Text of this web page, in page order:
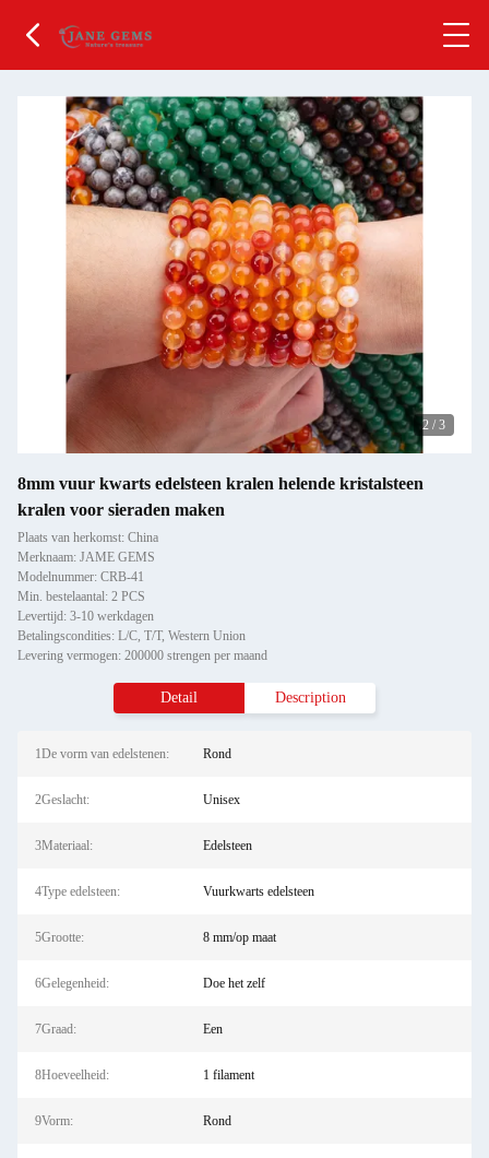
2 / 3
8mm vuur kwarts edelsteen kralen helende kristalsteen
kralen voor sieraden maken
Plaats van herkomst: China
Merknaam: JAME GEMS
Modelnummer: CRB-41
Min. bestelaantal: 2 PCS
Levertijd: 3-10 werkdagen
Betalingscondities: L/C, T/T, Western Union
Levering vermogen: 200000 strengen per maand
Detail Description
1De vorm van edelstenen: Rond
2Geslacht: Unisex
3Materiaal: Edelsteen
4Type edelsteen: Vuurkwarts edelsteen
5Grootte: 8 mm/op maat
6Gelegenheid: Doe het zelf
7Graad: Een
8Hoeveelheid: 1 filament
9Vorm: Rond